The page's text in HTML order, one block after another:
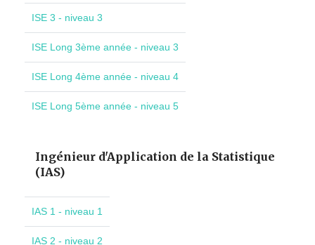
ISE 3 - niveau 3
ISE Long 3ème année - niveau 3
ISE Long 4ème année - niveau 4
ISE Long 5ème année - niveau 5
Ingénieur d'Application de la Statistique
(IAS)
IAS 1 - niveau 1
IAS 2 - niveau 2